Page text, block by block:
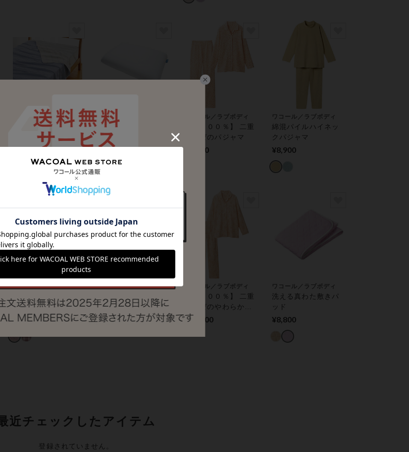
ワコール／ラブボディ
ふんわり６重ガーゼ
¥9,900
ワコール／ラブボディ
トゥルームーンピロ
ー
¥5,980
ワコール／ラブボディ
【綿１００％】 二重
ガーゼのパジャマ
¥9,900
ワコール／ラブボディ
綿混パイルハイネッ
クパジャマ
¥8,900
ワコール／ラブボディ
のニットキルトパジ
ャマ
¥9,500
ワコール／ラブボディ
洗える枕
¥13,200
ワコール／ラブボディ
【綿１００％】 二重
ガーゼのやわらかパ
ジャマ
¥12,300
ワコール／ラブボディ
洗える真わた敷きパ
ッド
¥8,800
近チェックしたアイテム
登録されていません。